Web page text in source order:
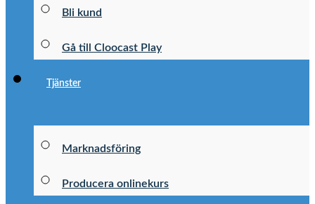
Bli kund
Gå till Cloocast Play
Tjänster
Marknadsföring
Producera onlinekurs